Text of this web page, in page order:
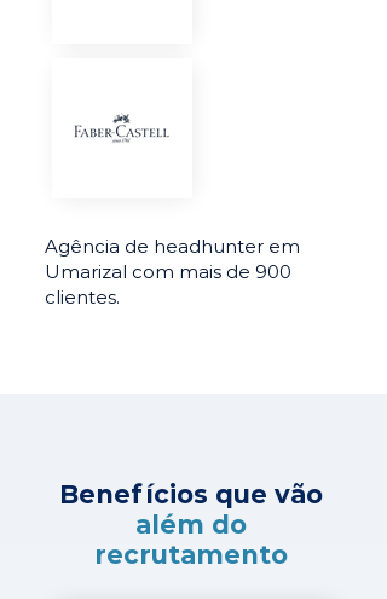
Agência de headhunter em
Umarizal com mais de 900
clientes.
Benefícios que vão
além do
recrutamento